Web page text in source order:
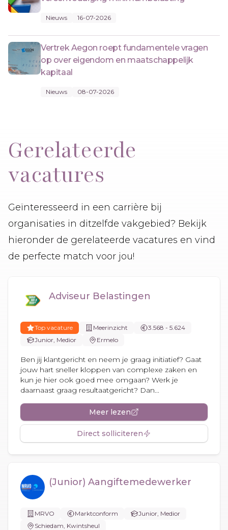
Nieuws 16-07-2026
Vertrek Aegon roept fundamentele vragen
op over eigendom en maatschappelijk
kapitaal
Nieuws 08-07-2026
Gerelateerde
vacatures
Geïnteresseerd in een carrière bij
organisaties in ditzelfde vakgebied? Bekijk
hieronder de gerelateerde vacatures en vind
de perfecte match voor jou!
Adviseur Belastingen
Top vacature Meerinzicht
3.568 - 5.624
Junior, Medior
Ermelo
Ben jij klantgericht en neem je graag initiatief? Gaat
jouw hart sneller kloppen van complexe zaken en
kun je hier ook goed mee omgaan? Werk je
daarnaast graag resultaatgericht? Dan...
Meer lezen
Direct solliciteren
(Junior) Aangiftemedewerker
MRVO Marktconform
Junior, Medior
Schiedam, Kwintsheul